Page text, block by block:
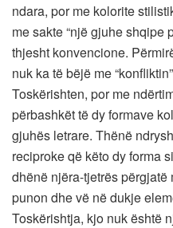
ndara, por me kolorite
me sakte “një gjuhe shqipe
thjesht konvencione.
nuk ka të bëjë me
Toskërishten, por me
përbashkët të dy formave
gjuhës letrare. Thënë
reciproke që këto dy forma
dhënë njëra-tjetrës
punon dhe vë në dukje
Toskërishtja, kjo nuk është